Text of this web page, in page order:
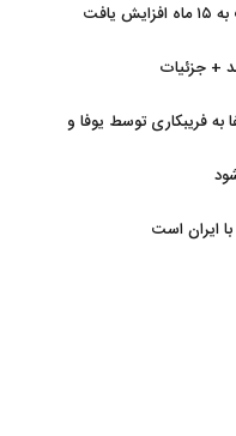
به فریبکاری توسط یوفا و
ایران است